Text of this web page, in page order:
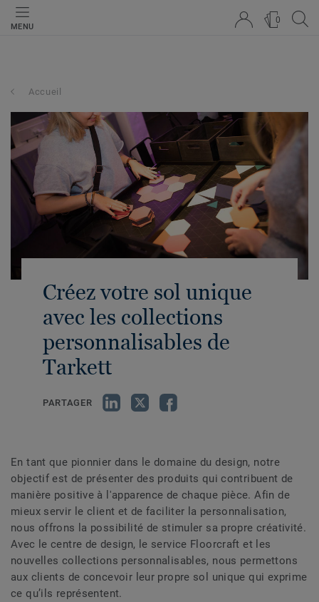
MENU
0
Accueil
Créez votre sol unique
avec les collections
personnalisables de
Tarkett
PARTAGER
En tant que pionnier dans le domaine du design, notre
objectif est de présenter des produits qui contribuent de
manière positive à l'apparence de chaque pièce. Afin de
mieux servir le client et de faciliter la personnalisation,
nous offrons la possibilité de stimuler sa propre créativité.
Avec le centre de design, le service Floorcraft et les
nouvelles collections personnalisables, nous permettons
aux clients de concevoir leur propre sol unique qui exprime
ce qu’ils représentent.